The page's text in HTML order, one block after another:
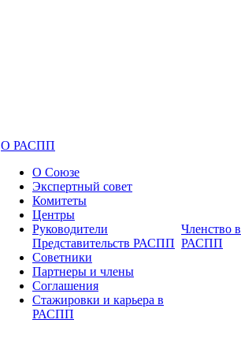
О РАСПП
О Союзе
Экспертный совет
Комитеты
Центры
Руководители
Представительств РАСПП
Советники
Партнеры и члены
Соглашения
Стажировки и карьера в
РАСПП
Членство в
РАСПП